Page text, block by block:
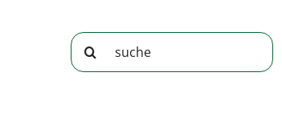
Suche
nach: